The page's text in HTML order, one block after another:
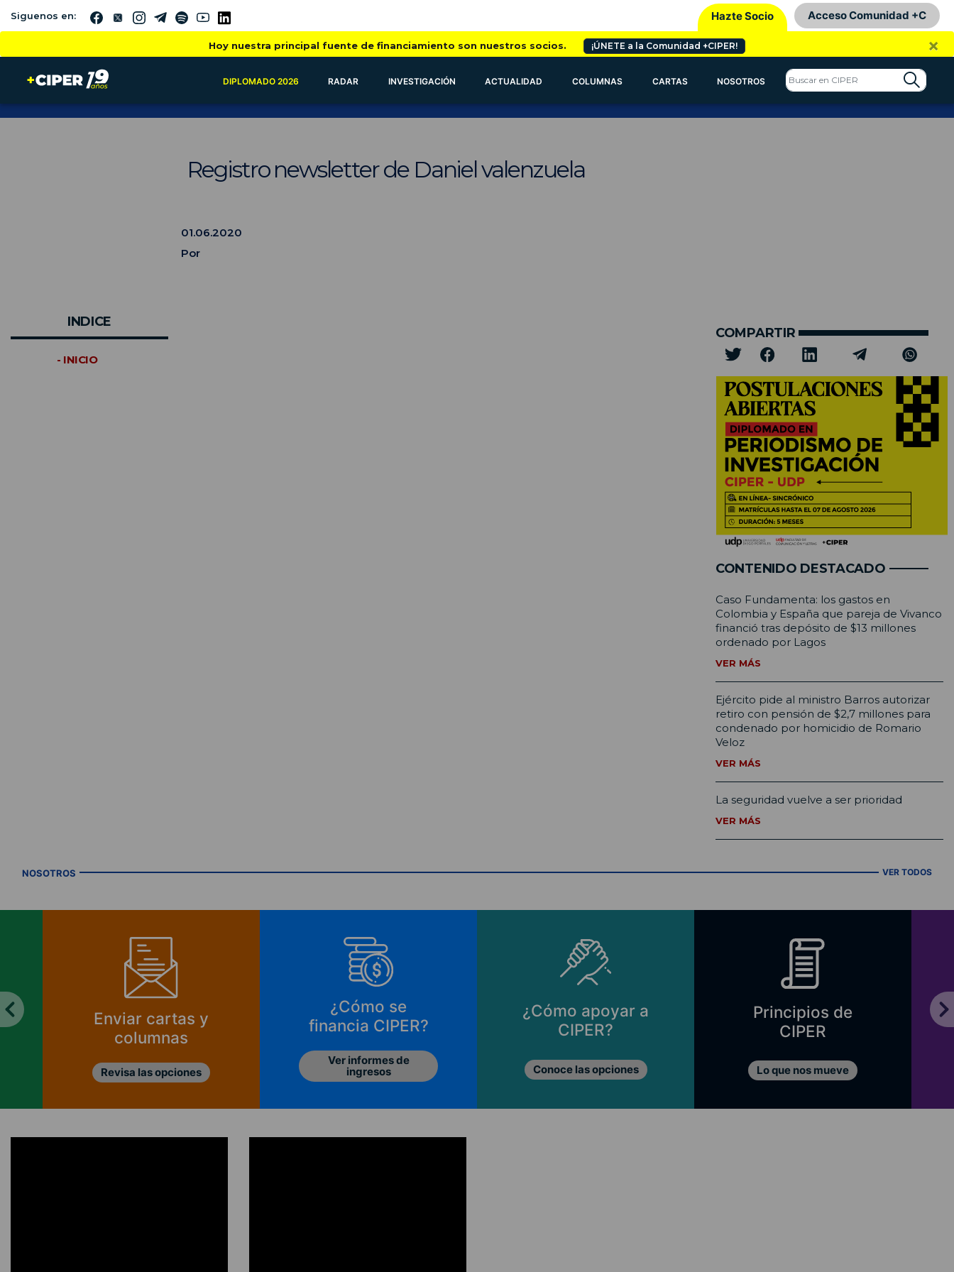
Siguenos en: Hazte Socio Acceso Comunidad +C
Hoy nuestra principal fuente de financiamiento son nuestros socios. ¡ÚNETE a la Comunidad +CIPER! ×
DIPLOMADO 2026 RADAR INVESTIGACIÓN ACTUALIDAD COLUMNAS CARTAS NOSOTROS
Registro newsletter de Daniel valenzuela
01.06.2020
Por
INDICE
- INICIO
COMPARTIR
CONTENIDO DESTACADO
Caso Fundamenta: los gastos en
Colombia y España que pareja de Vivanco
financió tras depósito de $13 millones
ordenado por Lagos
VER MÁS
Ejército pide al ministro Barros autorizar
retiro con pensión de $2,7 millones para
condenado por homicidio de Romario
Veloz
VER MÁS
La seguridad vuelve a ser prioridad
VER MÁS
NOSOTROS VER TODOS
Enviar cartas y
columnas
Revisa las opciones
¿Cómo se
financia CIPER?
Ver informes de
ingresos
¿Cómo apoyar a
CIPER?
Conoce las opciones
Principios de
CIPER
Lo que nos mueve